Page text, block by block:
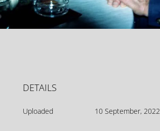
DETAILS
Uploaded 10 September, 2022